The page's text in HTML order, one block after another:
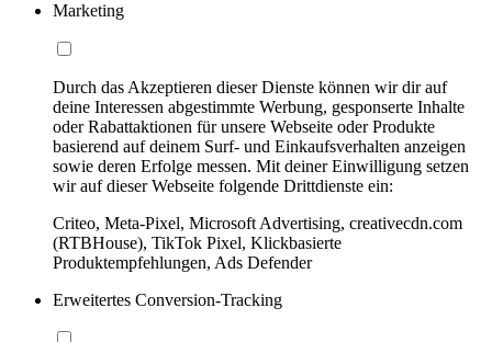
Marketing
Durch das Akzeptieren dieser Dienste können wir dir auf
deine Interessen abgestimmte Werbung, gesponserte Inhalte
oder Rabattaktionen für unsere Webseite oder Produkte
basierend auf deinem Surf- und Einkaufsverhalten anzeigen
sowie deren Erfolge messen. Mit deiner Einwilligung setzen
wir auf dieser Webseite folgende Drittdienste ein:
Criteo, Meta-Pixel, Microsoft Advertising, creativecdn.com
(RTBHouse), TikTok Pixel, Klickbasierte
Produktempfehlungen, Ads Defender
Erweitertes Conversion-Tracking